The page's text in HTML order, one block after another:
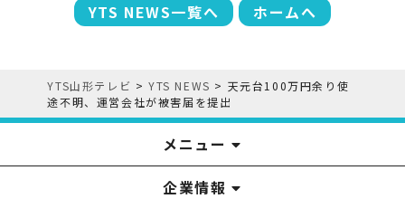
YTS NEWS一覧へ ホームへ
YTS山形テレビ >YTS NEWS > 天元台100万円余り使
途不明、運営会社が被害届を提出
メニュー
YTSニュース
番組
アナウンサー
プレゼント
イベント
みるるん星人
YTS見学ツアー
番組表
お問い合わせ
企業情報